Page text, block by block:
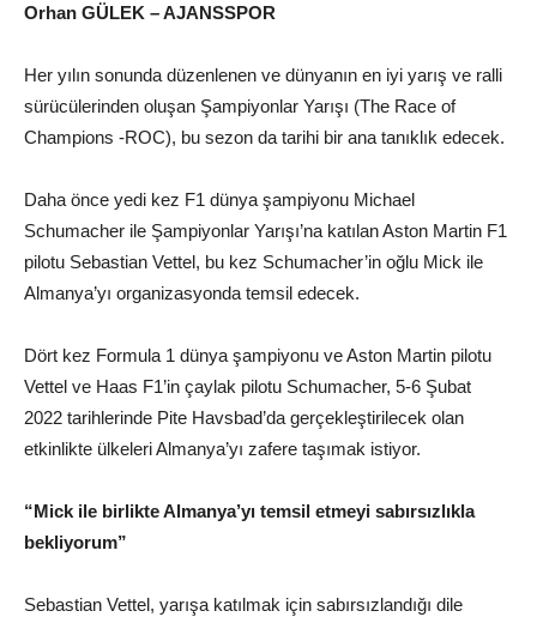
Orhan GÜLEK – AJANSSPOR
Her yılın sonunda düzenlenen ve dünyanın en iyi yarış ve ralli
sürücülerinden oluşan Şampiyonlar Yarışı (The Race of
Champions -ROC), bu sezon da tarihi bir ana tanıklık edecek.
Daha önce yedi kez F1 dünya şampiyonu Michael
Schumacher ile Şampiyonlar Yarışı’na katılan Aston Martin F1
pilotu Sebastian Vettel, bu kez Schumacher’in oğlu Mick ile
Almanya’yı organizasyonda temsil edecek.
Dört kez Formula 1 dünya şampiyonu ve Aston Martin pilotu
Vettel ve Haas F1’in çaylak pilotu Schumacher, 5-6 Şubat
2022 tarihlerinde Pite Havsbad’da gerçekleştirilecek olan
etkinlikte ülkeleri Almanya’yı zafere taşımak istiyor.
“Mick ile birlikte Almanya’yı temsil etmeyi sabırsızlıkla
bekliyorum”
Sebastian Vettel, yarışa katılmak için sabırsızlandığı dile